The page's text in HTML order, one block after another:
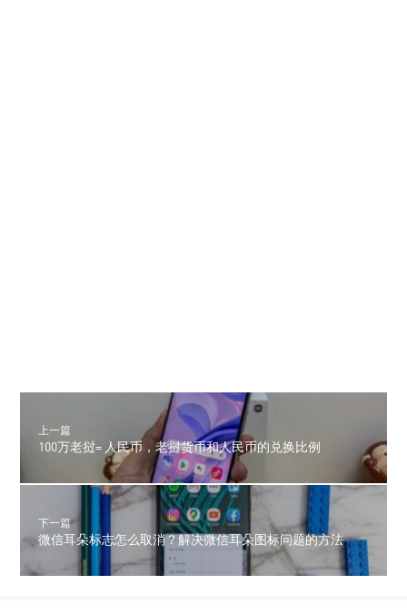
上一篇
100万老挝= 人民币，老挝货币和人民币的兑换比例
下一篇
微信耳朵标志怎么取消？解决微信耳朵图标问题的方法